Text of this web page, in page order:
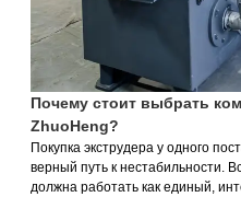
Почему стоит выбрать
ZhuoHeng?
Покупка экструдера у одного
верный путь к нестабильности.
должна работать как единый,